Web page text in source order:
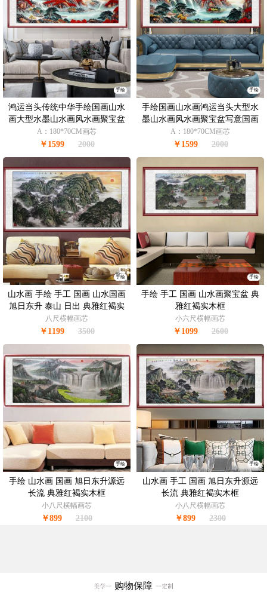
手绘
鸿运当头传统中华手绘国画山水
画大型水墨山水画风水画聚宝盆
写意国画
A：180*70CM画芯
￥1599 2000
手绘
手绘国画山水画鸿运当头大型水
墨山水画风水画聚宝盆写意国画
A：180*70CM画芯
￥1599 2000
手绘
山水画 手绘 手工 国画 山水国画
旭日东升 泰山 日出 典雅红褐实
木框
八尺横幅画芯
￥1199 3500
手绘
手绘 手工 国画 山水画聚宝盆 典
雅红褐实木框
小六尺横幅画芯
￥1099 2600
手绘
手绘 山水画 国画 旭日东升源远
长流 典雅红褐实木框
小八尺横幅画芯
￥899 2100
手绘
山水画 手工 国画 旭日东升源远
长流 典雅红褐实木框
小八尺横幅画芯
￥899 2300
购物保障